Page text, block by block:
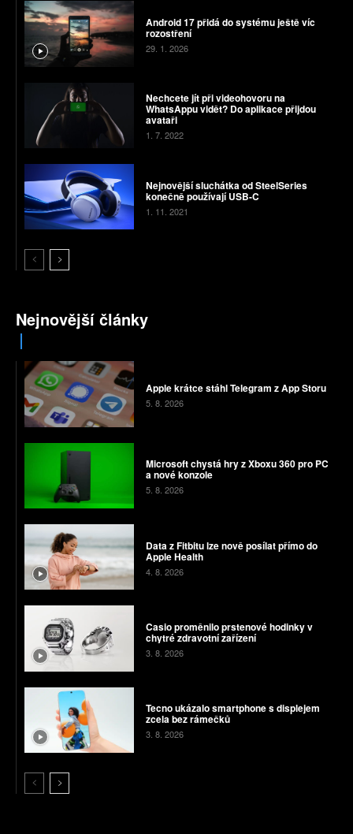
Android 17 přidá do systému ještě víc
rozostření
29. 1. 2026
Nechcete jít při videohovoru na
WhatsAppu vidět? Do aplikace přijdou
avataři
1. 7. 2022
Nejnovější sluchátka od SteelSeries
konečně používají USB-C
1. 11. 2021
Nejnovější články
Apple krátce stáhl Telegram z App Storu
5. 8. 2026
Microsoft chystá hry z Xboxu 360 pro PC
a nové konzole
5. 8. 2026
Data z Fitbitu lze nově posílat přímo do
Apple Health
4. 8. 2026
Casio proměnilo prstenové hodinky v
chytré zdravotní zařízení
3. 8. 2026
Tecno ukázalo smartphone s displejem
zcela bez rámečků
3. 8. 2026